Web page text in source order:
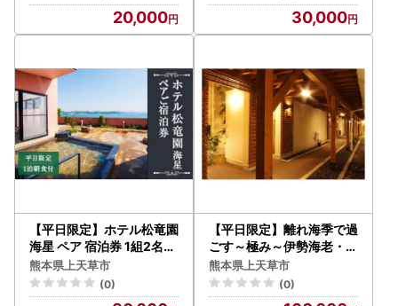
20,000 30,000
【平日限定】ホテル松竜園
海星 ペア 宿泊券 1組2名様
1泊 朝食付 和定食
熊本県上天草市
(0)
【平日限定】離れ海季で過
ごす～極み～伊勢海老・ア
ワビ付き1泊2食 ペア宿
泊券
熊本県上天草市
(0)